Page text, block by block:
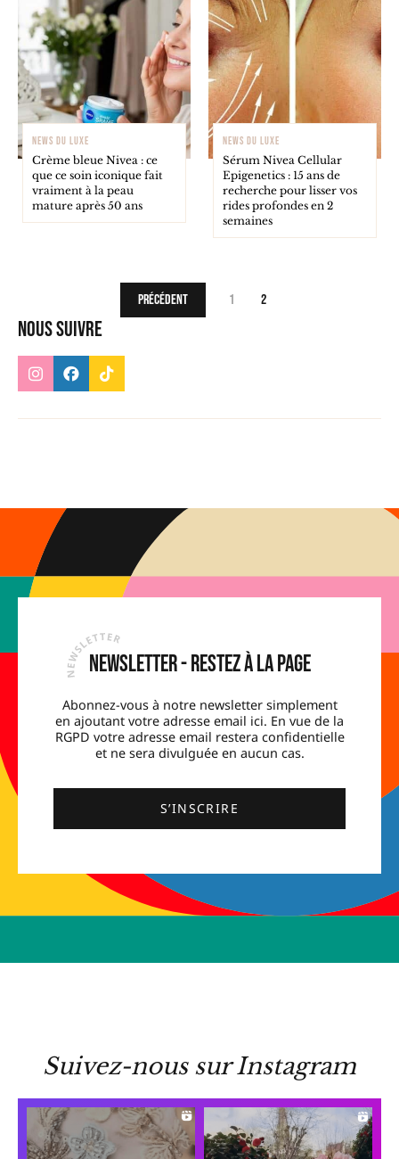
Nous suivre
NEWS DU LUXE
Crème bleue Nivea : ce
que ce soin iconique fait
vraiment à la peau
mature après 50 ans
NEWS DU LUXE
Sérum Nivea Cellular
Epigenetics : 15 ans de
recherche pour lisser vos
rides profondes en 2
semaines
Précédent 1 2
Newsletter - Restez à la page
Abonnez-vous à notre newsletter simplement
en ajoutant votre adresse email ici. En vue de la
RGPD votre adresse email restera confidentielle
et ne sera divulguée en aucun cas.
S’INSCRIRE
Suivez-nous sur Instagram